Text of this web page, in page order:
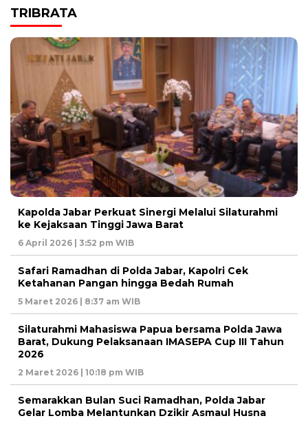
TRIBRATA
Kapolda Jabar Perkuat Sinergi Melalui Silaturahmi
ke Kejaksaan Tinggi Jawa Barat
6 April 2026 | 3:52 pm WIB
Safari Ramadhan di Polda Jabar, Kapolri Cek
Ketahanan Pangan hingga Bedah Rumah
5 Maret 2026 | 8:37 am WIB
Silaturahmi Mahasiswa Papua bersama Polda Jawa
Barat, Dukung Pelaksanaan IMASEPA Cup III Tahun
2026
2 Maret 2026 | 10:18 pm WIB
Semarakkan Bulan Suci Ramadhan, Polda Jabar
Gelar Lomba Melantunkan Dzikir Asmaul Husna